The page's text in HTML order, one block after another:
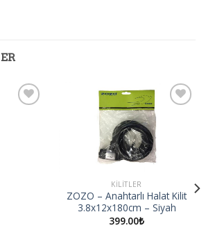
KILITLER
ZOZO – Anahtarlı Halat Kilit
3.8x12x180cm – Siyah
399.00₺